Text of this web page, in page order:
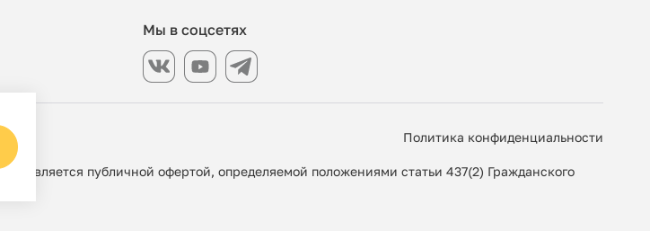
Мы в соцсетях
Политика конфиденциальности
является публичной офертой, определяемой положениями статьи 437(2) Гражданского